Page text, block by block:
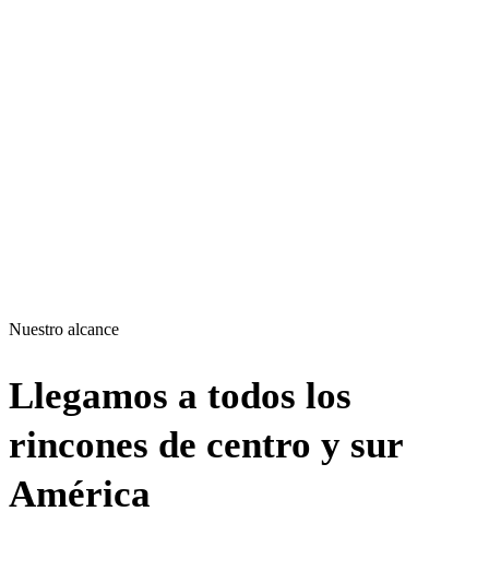
Nuestro alcance
Llegamos a todos los
rincones de centro y sur
América